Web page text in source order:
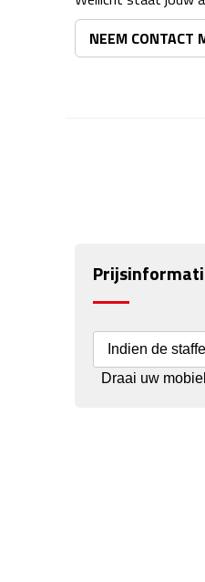
NEEM CONTACT
Indien de
Draai uw